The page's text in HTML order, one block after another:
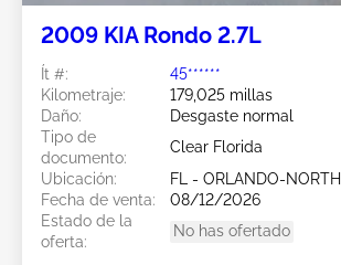
2009 KIA Rondo 2.7L
Ít #:
45******
Kilometraje:
179,025 millas
Daño:
Desgaste normal
Tipo de
documento:
Clear Florida
Ubicación:
FL - ORLANDO-NORTH
Fecha de venta:
08/12/2026
Estado de la
oferta:
No has ofertado